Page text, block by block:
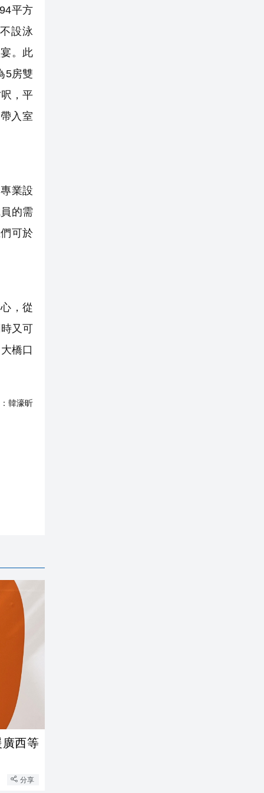
平方
設泳
。此
5房雙
，平
入室
業設
的需
可於
，從
又可
橋口
韓濠昕
西等
分享